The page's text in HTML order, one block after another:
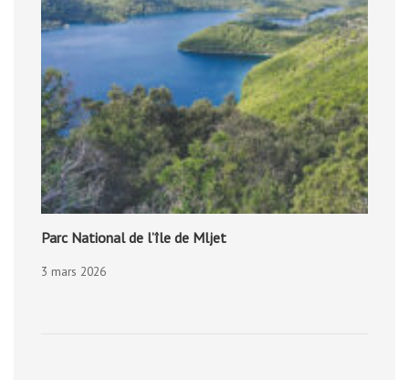
Parc National de l’île de Mljet
3 mars 2026